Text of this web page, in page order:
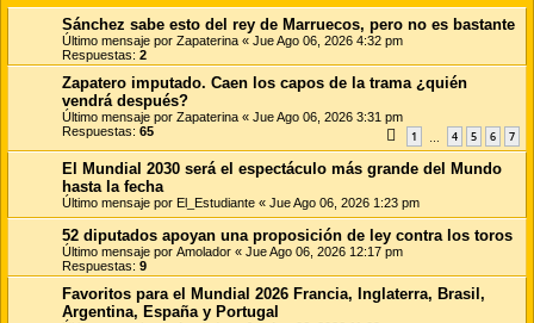
Sánchez sabe esto del rey de Marruecos, pero no es bastante
Último mensaje por Zapaterina « Jue Ago 06, 2026 4:32 pm
Respuestas: 2
Zapatero imputado. Caen los capos de la trama ¿quién
vendrá después?
Último mensaje por Zapaterina « Jue Ago 06, 2026 3:31 pm
Respuestas: 65 1 4 5 6 7
El Mundial 2030 será el espectáculo más grande del Mundo
hasta la fecha
Último mensaje por El_Estudiante « Jue Ago 06, 2026 1:23 pm
52 diputados apoyan una proposición de ley contra los toros
Último mensaje por Amolador « Jue Ago 06, 2026 12:17 pm
Respuestas: 9
Favoritos para el Mundial 2026 Francia, Inglaterra, Brasil,
Argentina, España y Portugal